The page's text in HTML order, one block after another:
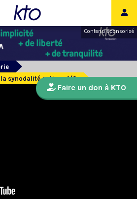
Contenu sponsorisé
la synodalité antique 1/3
Faire un don à KTO